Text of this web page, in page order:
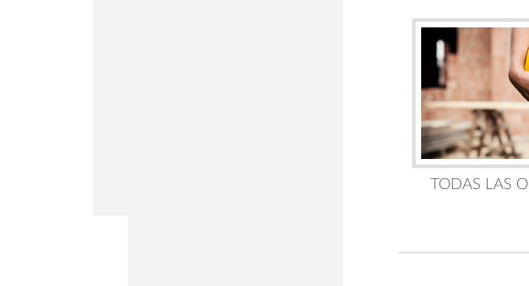
TODAS LAS